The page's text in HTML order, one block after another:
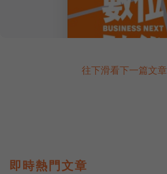
往下滑看下一篇文章
即時熱門文章